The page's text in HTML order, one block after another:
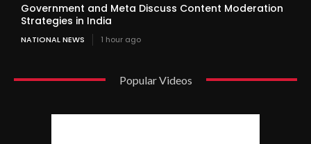
Government and Meta Discuss Content Moderation
Strategies in India
NATIONAL NEWS 1 hour ago
Popular Videos